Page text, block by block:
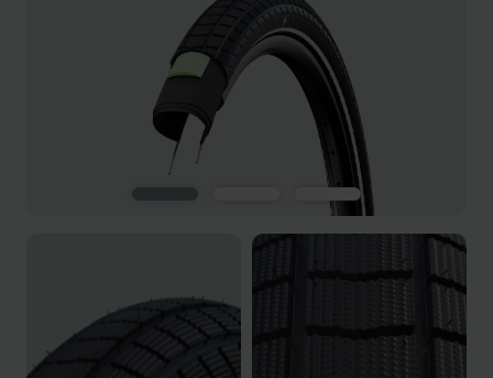
RECYCLING
UNPLATTBAR
GRÖSSENBEZEICHNUNG
AEROTHAN